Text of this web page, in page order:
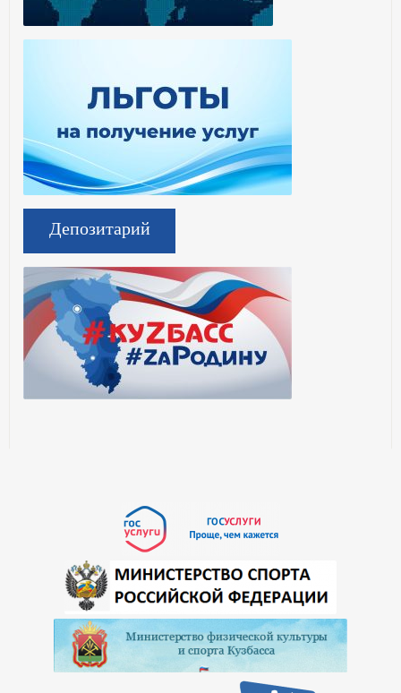
Депозитарий